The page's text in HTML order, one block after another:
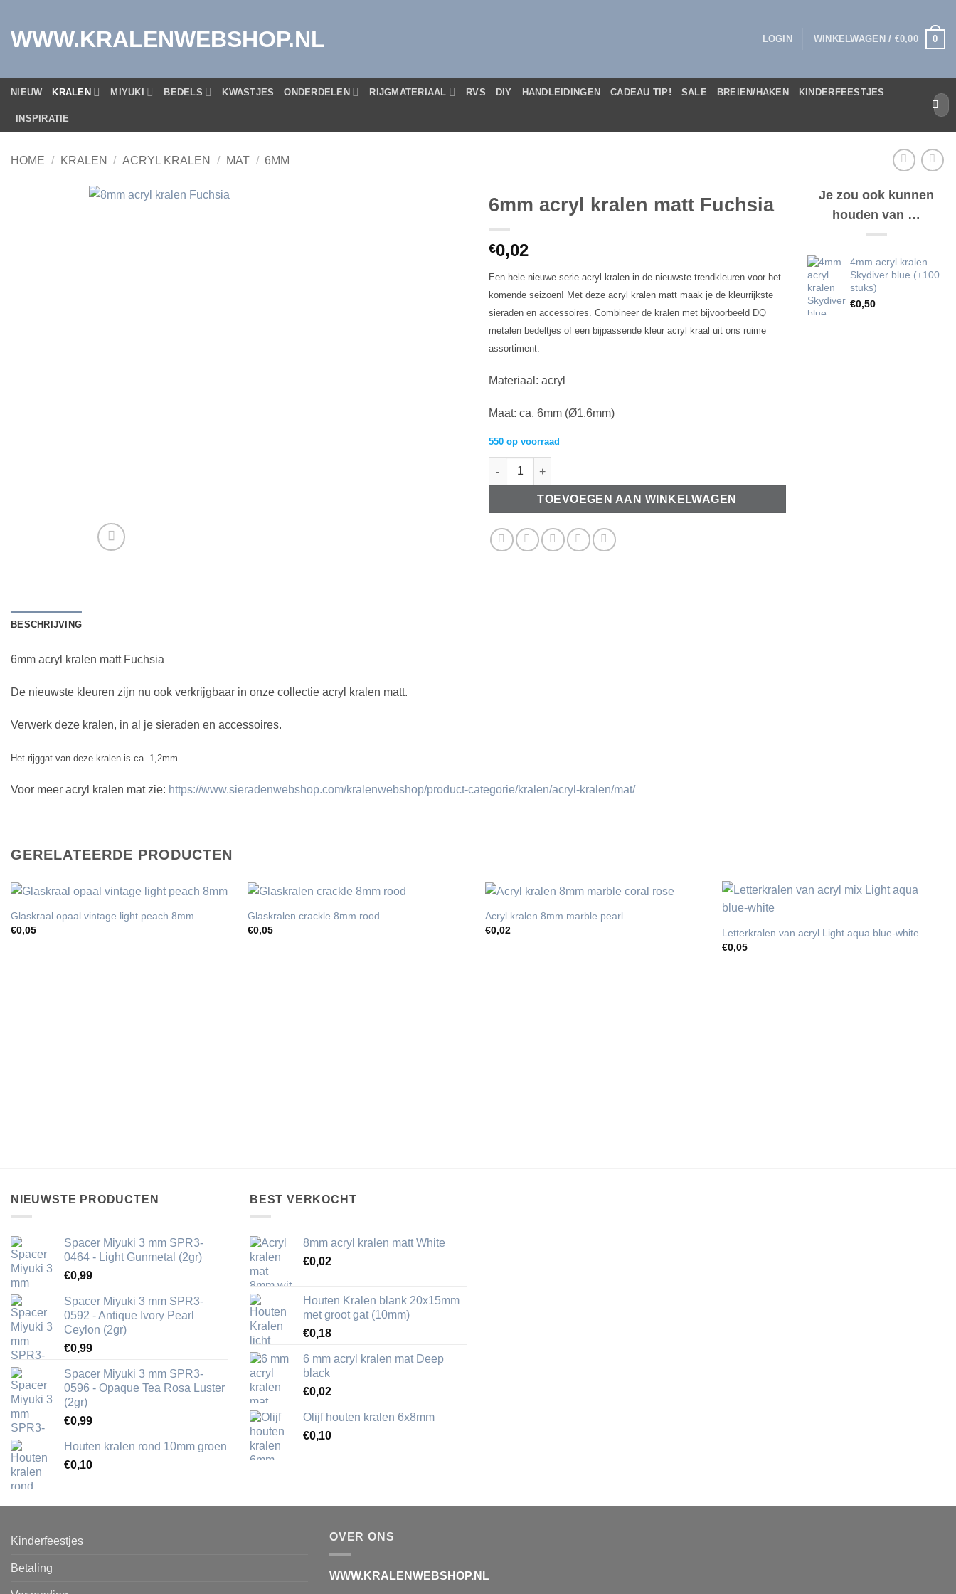
inhoud
WWW.KRALENWEBSHOP.NL LOGIN WINKELWAGEN / €0,00 0
NIEUW KRALEN MIYUKI BEDELS KWASTJES ONDERDELEN RIJGMATERIAAL RVS DIY HANDLEIDINGEN CADEAU TIP! SALE BREIEN/HAKEN KINDERFEESTJES
INSPIRATIE
naar:
HOME / KRALEN / ACRYL KRALEN / MAT / 6MM
6mm acryl kralen matt Fuchsia
€0,02
Een hele nieuwe serie acryl kralen in de nieuwste trendkleuren voor het
komende seizoen! Met deze acryl kralen matt maak je de kleurrijkste
sieraden en accessoires. Combineer de kralen met bijvoorbeeld DQ
metalen bedeltjes of een bijpassende kleur acryl kraal uit ons ruime
assortiment.
Materiaal: acryl
Maat: ca. 6mm (Ø1.6mm)
550 op voorraad
6mm acryl kralen matt Fuchsia aantal
TOEVOEGEN AAN WINKELWAGEN
Je zou ook kunnen
houden van …
4mm acryl kralen
Skydiver blue (±100
stuks)
€0,50
BESCHRIJVING
6mm acryl kralen matt Fuchsia
De nieuwste kleuren zijn nu ook verkrijgbaar in onze collectie acryl kralen matt.
Verwerk deze kralen, in al je sieraden en accessoires.
Het rijggat van deze kralen is ca. 1,2mm.
Voor meer acryl kralen mat zie: https://www.sieradenwebshop.com/kralenwebshop/product-categorie/kralen/acryl-kralen/mat/
GERELATEERDE PRODUCTEN
Glaskraal opaal vintage light peach 8mm
€0,05
Glaskralen crackle 8mm rood
€0,05
Acryl kralen 8mm marble pearl
€0,02
Letterkralen van acryl Light aqua blue-white
€0,05
NIEUWSTE PRODUCTEN
Spacer Miyuki 3 mm SPR3-
0464 - Light Gunmetal (2gr)
€0,99
Spacer Miyuki 3 mm SPR3-
0592 - Antique Ivory Pearl
Ceylon (2gr)
€0,99
Spacer Miyuki 3 mm SPR3-
0596 - Opaque Tea Rosa Luster
(2gr)
€0,99
Houten kralen rond 10mm groen
€0,10
BEST VERKOCHT
8mm acryl kralen matt White
€0,02
Houten Kralen blank 20x15mm
met groot gat (10mm)
€0,18
6 mm acryl kralen mat Deep
black
€0,02
Olijf houten kralen 6x8mm
€0,10
Kinderfeestjes
Betaling
OVER ONS
WWW.KRALENWEBSHOP.NL